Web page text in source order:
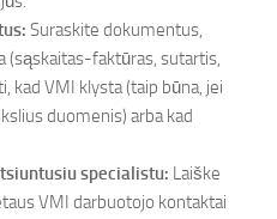
Suraskite dokumentus,
(sąskaitas-faktūras, sutartis,
kad VMI klysta (taip būna, jei
duomenis) arba kad
specialistu: Laiške
VMI darbuotojo kontaktai